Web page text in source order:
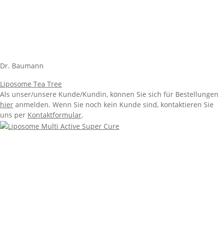
Dr. Baumann
Liposome Tea Tree
Als unser/unsere Kunde/Kundin, können Sie sich für Bestellungen
hier anmelden. Wenn Sie noch kein Kunde sind, kontaktieren Sie
uns per Kontaktformular.